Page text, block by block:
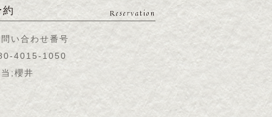
約 Reservation
い合わせ番号
4015-1050
;櫻井